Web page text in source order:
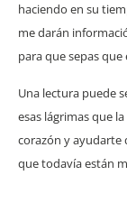
haciendo en su
me darán
para que sepas
Una lectura puede
esas lágrimas que
corazón y ayudarte
que todavía están